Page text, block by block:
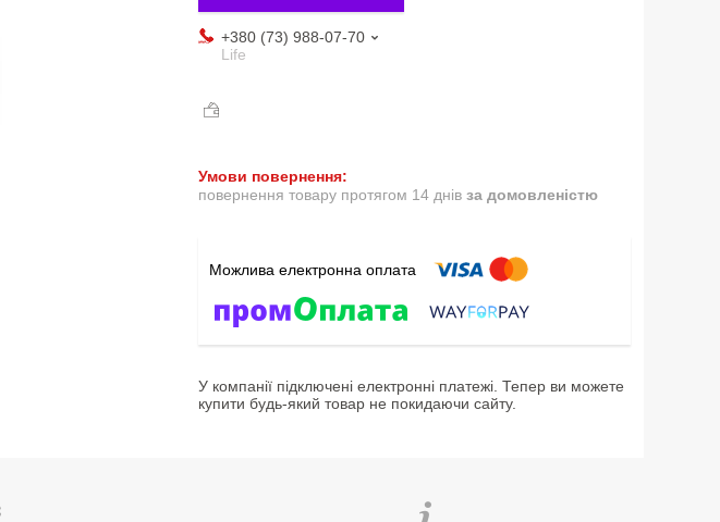
+380 (73) 988-07-70
Life
повернення товару протягом 14 днів за домовленістю
У компанії підключені електронні платежі. Тепер ви можете
купити будь-який товар не покидаючи сайту.